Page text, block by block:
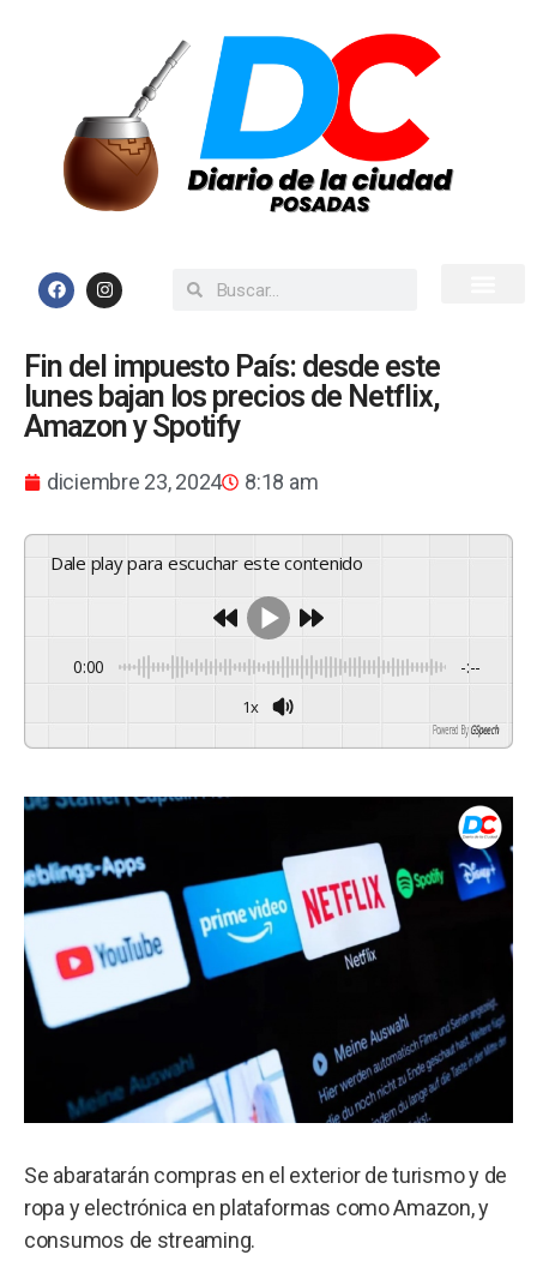
Fin del impuesto País: desde este
lunes bajan los precios de Netflix,
Amazon y Spotify
diciembre 23, 2024 8:18 am
Dale play para escuchar este contenido
0:00 -:--
1x
Powered By GSpeech
Se abaratarán compras en el exterior de turismo y de
ropa y electrónica en plataformas como Amazon, y
consumos de streaming.